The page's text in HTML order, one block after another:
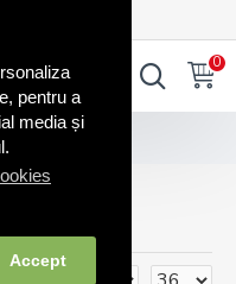
pentru a
media și
Accept
0